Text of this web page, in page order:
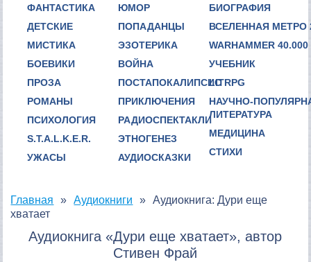
ФАНТАСТИКА
ДЕТСКИЕ
МИСТИКА
БОЕВИКИ
ПРОЗА
РОМАНЫ
ПСИХОЛОГИЯ
S.T.A.L.K.E.R.
УЖАСЫ
ЮМОР
ПОПАДАНЦЫ
ЭЗОТЕРИКА
ВОЙНА
ПОСТАПОКАЛИПСИС
ПРИКЛЮЧЕНИЯ
РАДИОСПЕКТАКЛИ
ЭТНОГЕНЕЗ
АУДИОСКАЗКИ
БИОГРАФИЯ
ВСЕЛЕННАЯ МЕТРО
WARHAMMER 40.000
УЧЕБНИК
LITRPG
НАУЧНО-
ЛИТЕРАТУРА
МЕДИЦИНА
СТИХИ
Главная Аудиокниги
Аудиокнига: Дури еще
хватает
Аудиокнига «Дури еще хватает», автор
Стивен Фрай